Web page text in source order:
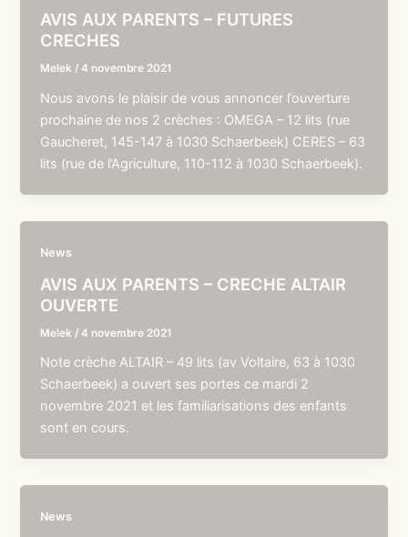
AVIS AUX PARENTS – FUTURES
CRECHES
Melek /4 novembre 2021
Nous avons le plaisir de vous annoncer l’ouverture
prochaine de nos 2 crèches : OMEGA – 12 lits (rue
Gaucheret, 145-147 à 1030 Schaerbeek) CERES – 63
lits (rue de l’Agriculture, 110-112 à 1030 Schaerbeek).
News
AVIS AUX PARENTS – CRECHE ALTAIR
OUVERTE
Melek /4 novembre 2021
Note crèche ALTAIR – 49 lits (av Voltaire, 63 à 1030
Schaerbeek) a ouvert ses portes ce mardi 2
novembre 2021 et les familiarisations des enfants
sont en cours.
News